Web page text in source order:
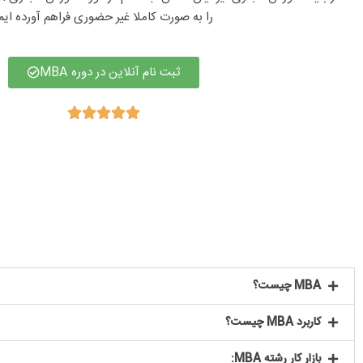
را به صورت کاملا غیر حضوری فراهم آورده
ثبت نام آنلاین در دوره MBA





MBA چیست؟
کاربرد MBA چیست؟